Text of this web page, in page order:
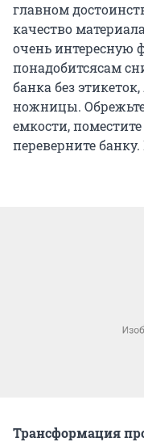
главном
качество
очень интересную
понадобитсясам
банка без
ножницы.
емкости,
переверните
Трансформация